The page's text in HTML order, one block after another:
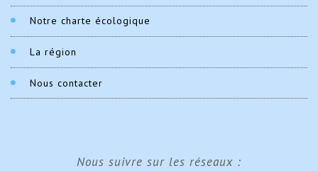
Notre charte écologique
La région
Nous contacter
Nous suivre sur les réseaux :